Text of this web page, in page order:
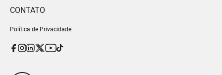
CONTATO
Política de Privacidade